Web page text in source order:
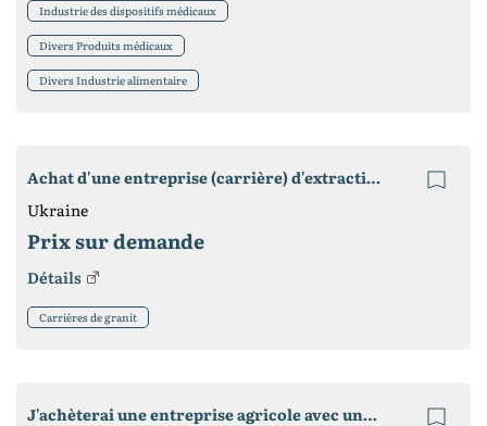
Industrie des dispositifs médicaux
Divers Produits médicaux
Divers Industrie alimentaire
Achat d'une entreprise (carrière) d'extraction de pierre
Ukraine
Prix ​​sur demande
Détails
Carrières de granit
J'achèterai une entreprise agricole avec une banque de terre jusqu'à 3500 hectares, bonitet de 40 et plus.